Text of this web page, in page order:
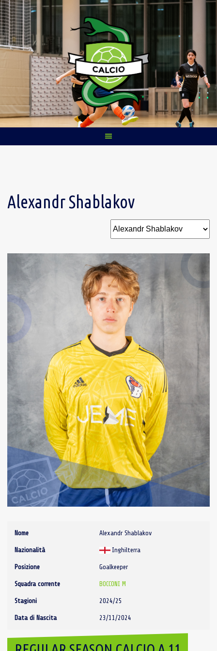
Skip
to
content
Alexandr Shablakov
Nome Alexandr Shablakov
Nazionalità Inghilterra
Posizione Goalkeeper
Squadra corrente BOCCONI M
Stagioni 2024/25
Data di Nascita 23/11/2024